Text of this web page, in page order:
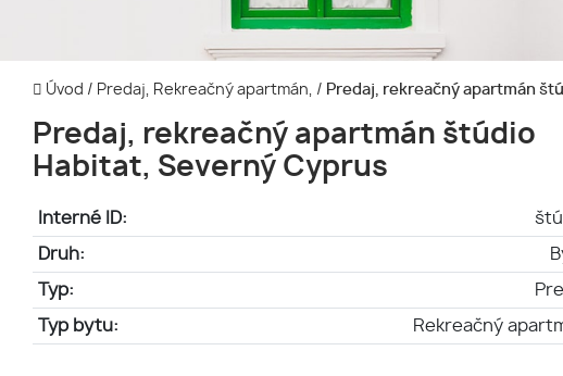
Úvod / Predaj, Rekreačný apartmán, / Predaj, rekreačný apartmán
Predaj, rekreačný apartmán štúdio
Habitat, Severný Cyprus
Interné ID:
Druh:
Typ:
Typ bytu: Rekreačný